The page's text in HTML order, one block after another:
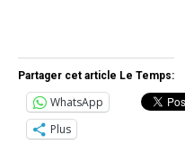
Partager cet article Le Temps:
WhatsApp
Plus